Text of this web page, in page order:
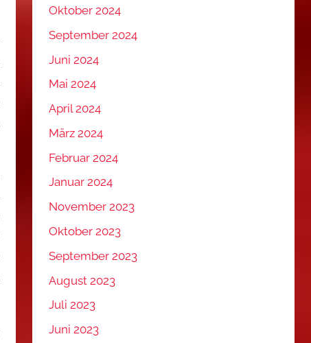
Oktober 2024
September 2024
Juni 2024
Mai 2024
April 2024
März 2024
Februar 2024
Januar 2024
November 2023
Oktober 2023
September 2023
August 2023
Juli 2023
Juni 2023